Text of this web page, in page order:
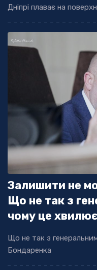
Дніпрі плаває на
Залишити не
Що не так з
чому це
Що не так з
Бондаренка